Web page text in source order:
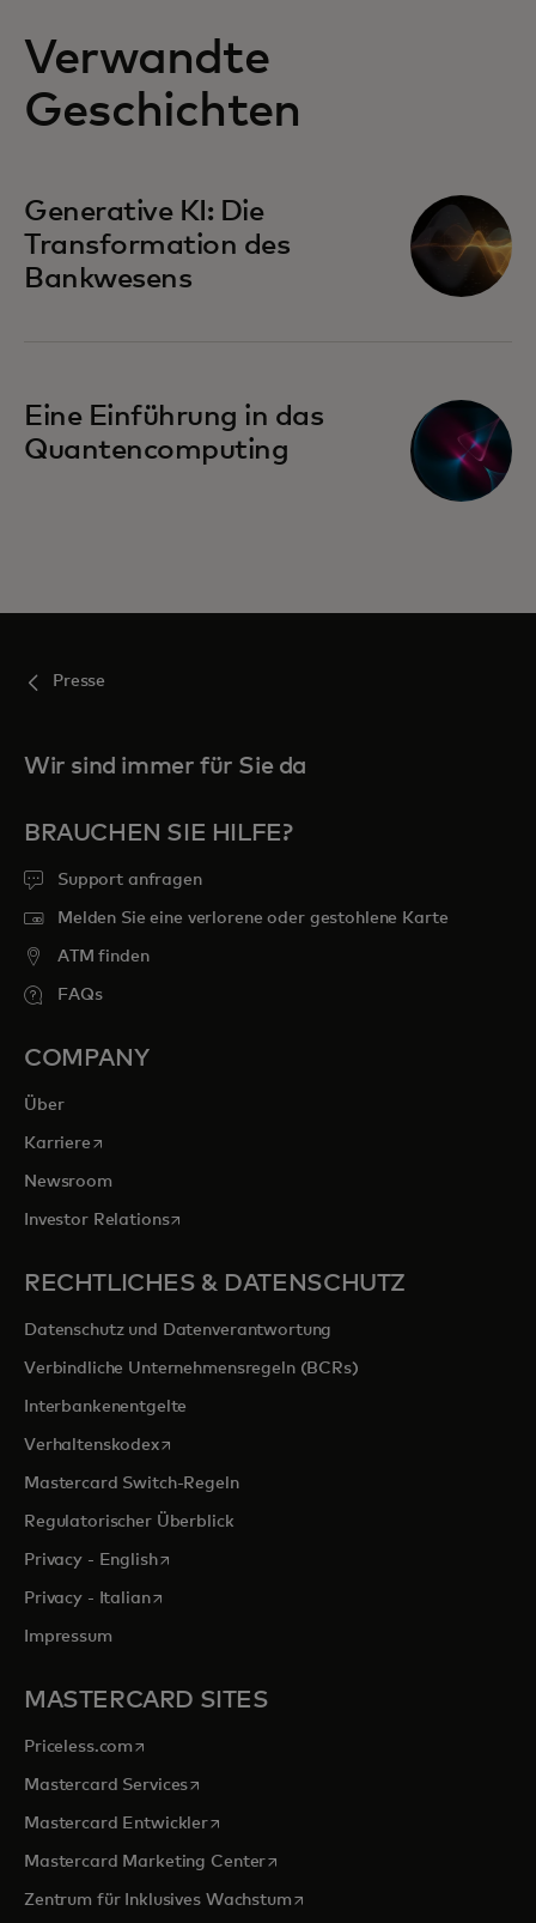
Verwandte
Geschichten
Generative KI: Die
Transformation des
Bankwesens
Eine Einführung in das
Quantencomputing
Presse
Wir sind immer für Sie da
BRAUCHEN SIE HILFE?
Support anfragen
Melden Sie eine verlorene oder gestohlene Karte
ATM finden
FAQs
COMPANY
Über
Karrierewird in einer neuen Registerkarte geöffnet
Newsroom
Investor Relationswird in einer neuen Registerkarte geöffnet
RECHTLICHES & DATENSCHUTZ
Datenschutz und Datenverantwortung
Verbindliche Unternehmensregeln (BCRs)
Interbankenentgelte
Verhaltenskodexwird in einer neuen Registerkarte geöffnet
Mastercard Switch-Regeln
Regulatorischer Überblick
Privacy - Englishwird in einer neuen Registerkarte geöffnet
Privacy - Italianwird in einer neuen Registerkarte geöffnet
Impressum
MASTERCARD SITES
Priceless.com wird in einer neuen Registerkarte geöffnet
Mastercard Serviceswird in einer neuen Registerkarte geöffnet
Mastercard Entwicklerwird in einer neuen Registerkarte
Mastercard Marketing Centerwird in einer neuen
Zentrum für Inklusives Wachstumwird in einer neuen